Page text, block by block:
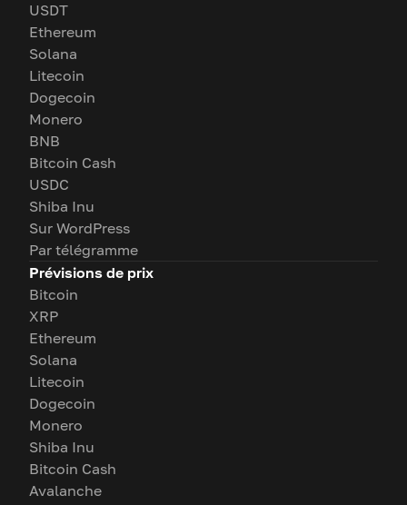
USDT
Ethereum
Solana
Litecoin
Dogecoin
Monero
BNB
Bitcoin Cash
USDC
Shiba Inu
Sur WordPress
Par télégramme
Prévisions de prix
Bitcoin
XRP
Ethereum
Solana
Litecoin
Dogecoin
Monero
Shiba Inu
Bitcoin Cash
Avalanche